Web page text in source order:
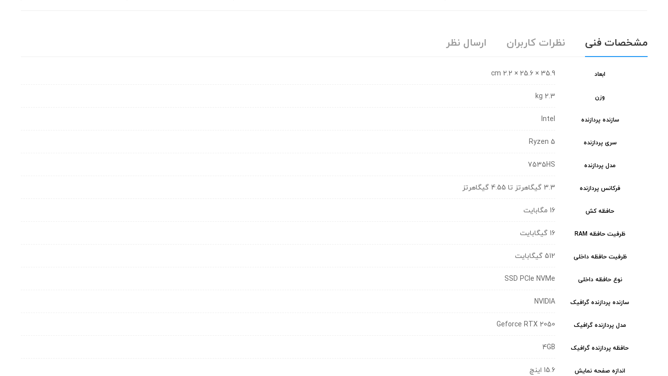
مشخصات فنی نظرات کاربران ارسال نظر
ابعاد 35.9 × 25.6 × 2.2 cm
وزن 2.3 kg
سازنده پردازنده Intel
سری پردازنده Ryzen 5
مدل پردازنده 7535HS
فرکانس پردازنده 3.3 گیگاهرتز تا 4.55 گیگاهرتز
حافظه کش 16 مگابایت
ظرفیت حافظه RAM 16 گیگابایت
ظرفیت حافظه داخلی 512 گیگابایت
نوع حافظه داخلی SSD PCIe NVMe
سازنده پردازنده گرافیک NVIDIA
مدل پردازنده گرافیک Geforce RTX 2050
حافظه پردازنده گرافیک 4GB
اندازه صفحه نمایش 15.6 اینچ